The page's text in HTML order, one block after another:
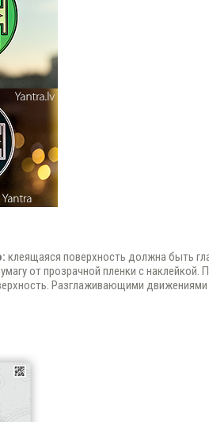
клеящаяся поверхность должна быть
от прозрачной пленки с наклейкой.
Разглаживающими